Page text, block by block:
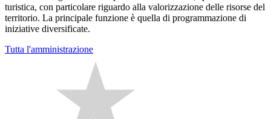
turistica, con particolare riguardo alla valorizzazione delle risorse del
territorio. La principale funzione è quella di programmazione di
iniziative diversificate.
Tutta l'amministrazione